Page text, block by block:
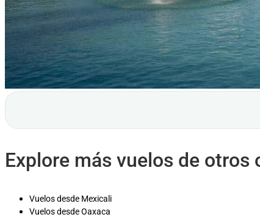
Explore más vuelos de otros
Vuelos desde Mexicali
Vuelos desde Oaxaca